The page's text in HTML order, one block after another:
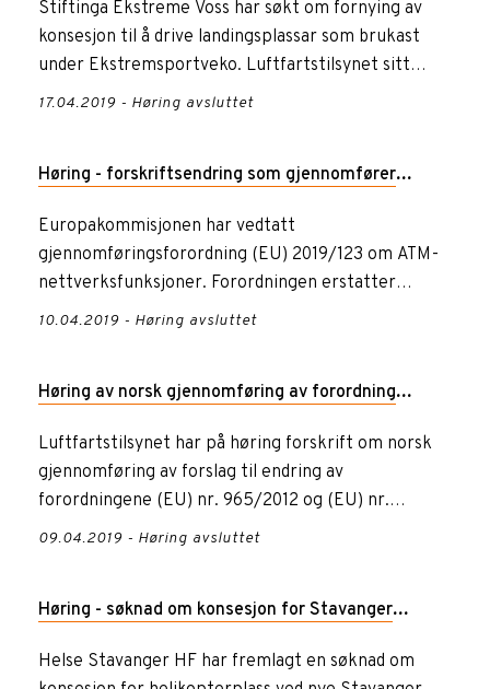
Stiftinga Ekstreme Voss har søkt om fornying av
konsesjon til å drive landingsplassar som brukast
under Ekstremsportveko. Luftfartstilsynet sitt
høyringsbrev er l...
17.04.2019 - Høring avsluttet
Høring - forskriftsendring som gjennomfører
forordning (EU) 2019/123 om ATM-
nettverksfunksjoner
Europakommisjonen har vedtatt
gjennomføringsforordning (EU) 2019/123 om ATM-
nettverksfunksjoner. Forordningen erstatter
forordning (EU) nr. 677/2011 med virkning ...
10.04.2019 - Høring avsluttet
Høring av norsk gjennomføring av forordning
201x/XX som endrer (EU) nr. 965/2012 og (EU) nr.
1321/2014
Luftfartstilsynet har på høring forskrift om norsk
gjennomføring av forslag til endring av
forordningene (EU) nr. 965/2012 og (EU) nr.
1321/2014. Endringsforordni...
09.04.2019 - Høring avsluttet
Høring - søknad om konsesjon for Stavanger
helikopterplass, Ullandhaug
Helse Stavanger HF har fremlagt en søknad om